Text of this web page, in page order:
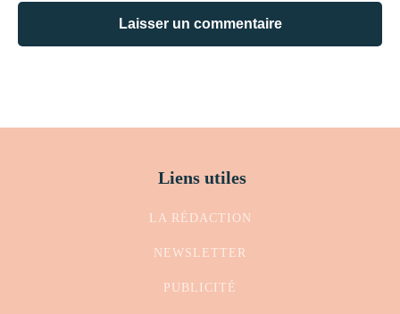
Liens utiles
LA RÉDACTION
NEWSLETTER
PUBLICITÉ